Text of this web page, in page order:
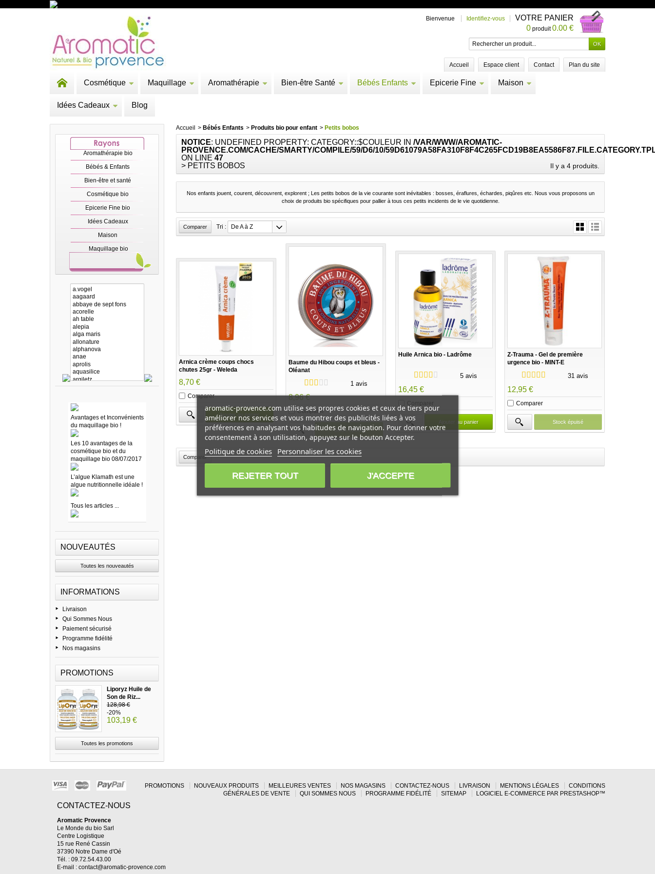
Bienvenue Identifiez-vous
VOTRE PANIER
0 produit0.00 €
Accueil Espace client Contact Plan du site
Cosmétique Maquillage Aromathérapie Bien-être Santé Bébés Enfants Epicerie Fine Maison
Idées Cadeaux Blog
Aromathérapie bio
Bébés & Enfants
Bien-être et santé
Cosmétique bio
Epicerie Fine bio
Idées Cadeaux
Maison
Maquillage bio
Avantages et Inconvénients
du maquillage bio !
Les 10 avantages de la
cosmétique bio et du
maquillage bio 08/07/2017
L’algue Klamath est une
algue nutritionnelle idéale !
Tous les articles ...
NOUVEAUTÉS
Toutes les nouveautés
INFORMATIONS
Livraison
Qui Sommes Nous
Paiement sécurisé
Programme fidélité
Nos magasins
PROMOTIONS
Liporyz Huile de
Son de Riz...
128,98 €
-20%
103,19 €
Toutes les promotions
Accueil > Bébés Enfants > Produits bio pour enfant > Petits bobos
NOTICE: UNDEFINED PROPERTY: CATEGORY::$COULEUR IN/VAR/WWW/AROMATIC-
PROVENCE.COM/CACHE/SMARTY/COMPILE/59/D6/10/
ON LINE47
> PETITS BOBOS
Il y a 4 produits.
Nos enfants jouent, courent, découvrent, explorent ; Les petits bobos de la vie courante sont inévitables : bosses, éraflures, échardes, piqûres etc. Nous vous proposons un
choix de produits bio spécifiques pour pallier à tous ces petits incidents de le vie quotidienne.
Tri : De A à Z
Arnica crème coups chocs
chutes 25gr - Weleda
8,70 €
Comparer
Ajouter au panier
Baume du Hibou coups et bleus -
Oléanat
1 avis
8,96 €
Comparer
Stock épuisé
Huile Arnica bio - Ladrôme
5 avis
16,45 €
Comparer
Ajouter au panier
Z-Trauma - Gel de première
urgence bio - MINT-E
31 avis
12,95 €
Comparer
Stock épuisé
PROMOTIONS NOUVEAUX PRODUITS MEILLEURES VENTES NOS MAGASINS CONTACTEZ-NOUS LIVRAISON MENTIONS LÉGALES
CONDITIONS
GÉNÉRALES DE VENTE
QUI SOMMES NOUS PROGRAMME FIDÉLITÉ SITEMAP LOGICIEL E-COMMERCE PAR PRESTASHOP™
CONTACTEZ-NOUS
Aromatic Provence
Le Monde du bio Sarl
Centre Logistique
15 rue René Cassin
37390 Notre Dame d'Oé
Tél. : 09.72.54.43.00
E-mail : contact@aromatic-provence.com
aromatic-provence.com utilise ses propres cookies et ceux de tiers pour
améliorer nos services et vous montrer des publicités liées à vos
préférences en analysant vos habitudes de navigation. Pour donner votre
consentement à son utilisation, appuyez sur le bouton Accepter.
Politique de cookies Personnaliser les cookies
REJETER TOUT J'ACCEPTE